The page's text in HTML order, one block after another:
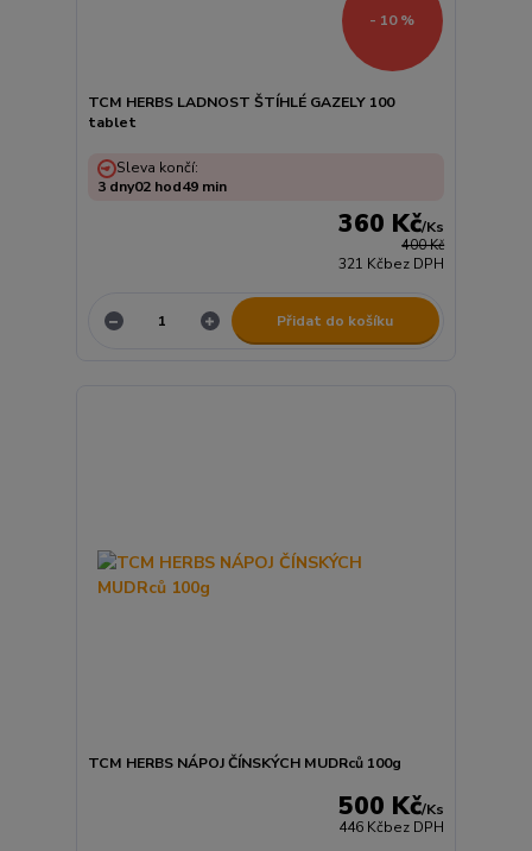
- 10 %
TCM HERBS LADNOST ŠTÍHLÉ GAZELY 100
tablet
400 Kč
360 Kč/Ks
321 Kčbez DPH
Sleva končí:
3 dny02 hod49 min
Přidat do košíku
TCM HERBS NÁPOJ ČÍNSKÝCH MUDRců 100g
500 Kč/Ks
446 Kčbez DPH